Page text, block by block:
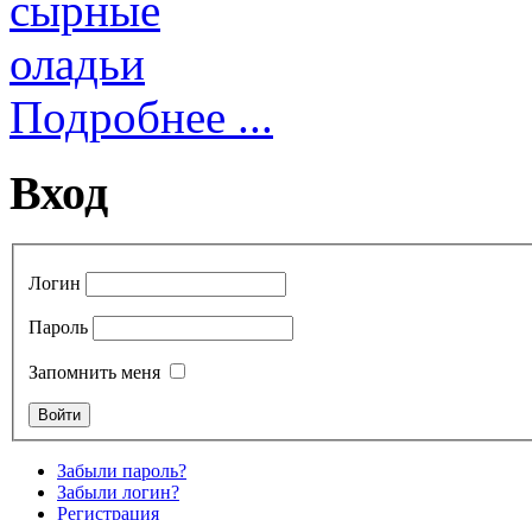
Подробнее ...
Вход
Логин
Пароль
Запомнить меня
Забыли пароль?
Забыли логин?
Регистрация